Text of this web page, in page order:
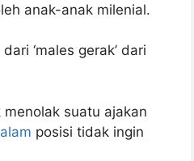
anak-anak milenial.
‘males gerak’ dari
suatu ajakan
posisi tidak ingin